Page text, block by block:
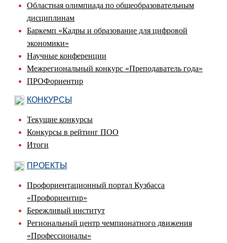
Областная олимпиада по общеобразовательным
дисциплинам
Баркемп «Кадры и образование для цифровой
экономики»
Научные конференции
Межрегиональный конкурс «Преподаватель года»
ПРОФориентир
КОНКУРСЫ
Текущие конкурсы
Конкурсы в рейтинг ПОО
Итоги
ПРОЕКТЫ
Профориентационный портал Кузбасса
«Профориентир»
Бережливый институт
Региональный центр чемпионатного движения
«Профессионалы»